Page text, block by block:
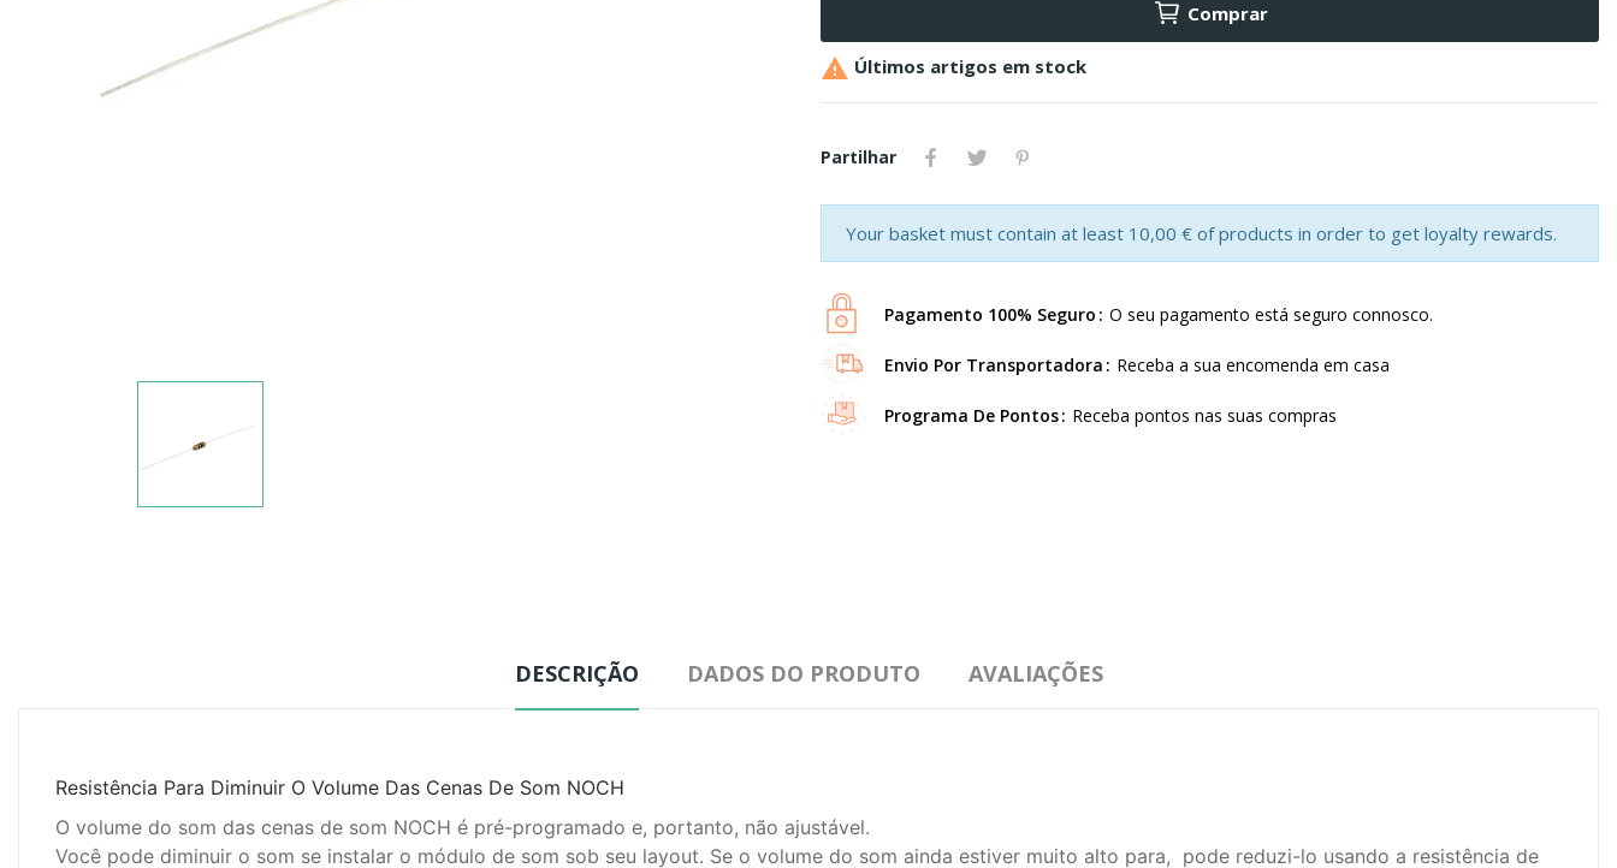
Comprar
 Últimos artigos em stock
Partilhar
Your basket must contain at least 10,00 € of products in order to get loyalty rewards.
Pagamento 100% Seguro O seu pagamento está seguro connosco.
Envio Por Transportadora Receba a sua encomenda em casa
Programa De Pontos Receba pontos nas suas compras
DESCRIÇÃO DADOS DO PRODUTO AVALIAÇÕES
Resistência Para Diminuir O Volume Das Cenas De Som NOCH
O volume do som das cenas de som NOCH é pré-programado e, portanto, não ajustável.
Você pode diminuir o som se instalar o módulo de som sob seu layout. Se o volume do som ainda estiver muito alto para, pode reduzi-lo usando a resistência de